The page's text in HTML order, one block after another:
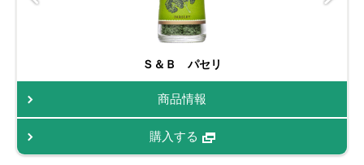
Ｓ＆Ｂ パセリ
商品情報
購入する